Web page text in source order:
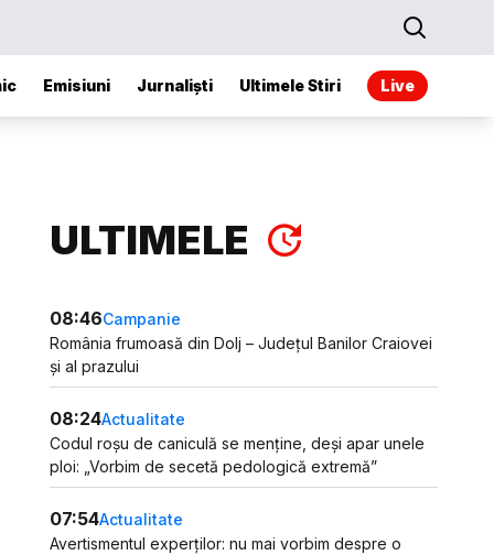
Emisiuni Jurnaliști Ultimele Stiri Live
ULTIMELE
08:46Campanie
România frumoasă din Dolj – Județul Banilor Craiovei
și al prazului
08:24Actualitate
Codul roșu de caniculă se menține, deși apar unele
ploi: „Vorbim de secetă pedologică extremă”
07:54Actualitate
Avertismentul experților: nu mai vorbim despre o